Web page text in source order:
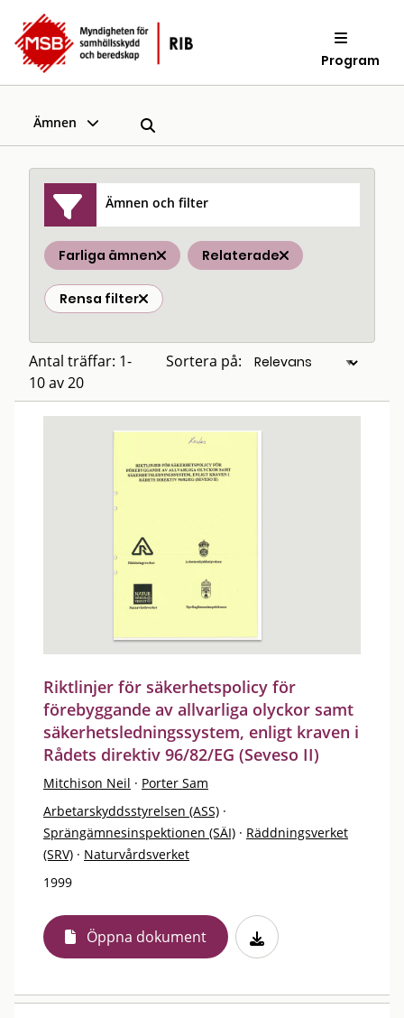
Program
Ämnen
Ämnen och filter
Farliga ämnen Relaterade
Rensa filter
Antal träffar: 1-
10 av 20
Sortera på:
Riktlinjer för säkerhetspolicy för
förebyggande av allvarliga olyckor samt
säkerhetsledningssystem, enligt kraven i
Rådets direktiv 96/82/EG (Seveso II)
Mitchison Neil · Porter Sam
Arbetarskyddsstyrelsen (ASS) ·
Sprängämnesinspektionen (SÄI) · Räddningsverket
(SRV) · Naturvårdsverket
1999
Öppna dokument